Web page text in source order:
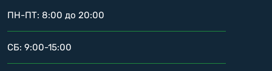
ПН-ПТ: 8:00 до 20:00
СБ: 9:00-15:00